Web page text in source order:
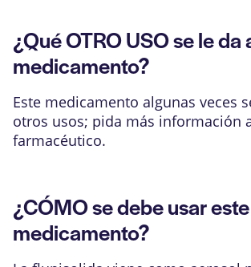
¿Qué OTRO USO se le da
medicamento?
Este medicamento algunas veces
otros usos; pida más información
farmacéutico.
¿CÓMO se debe usar este
medicamento?